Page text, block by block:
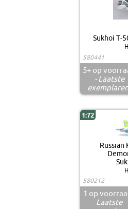
Sukhoi T-
580441
5+ op
- Laatste
1:72
Russian
580212
1 op
Laatste